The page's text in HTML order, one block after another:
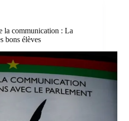
la communication : La
bons élèves